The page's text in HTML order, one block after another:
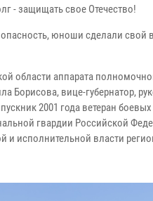
- защищать свое Отечество!
юноши сделали
области аппарата
вице-губернатор,
2001 года ветеран
гвардии Российской
исполнительной власти